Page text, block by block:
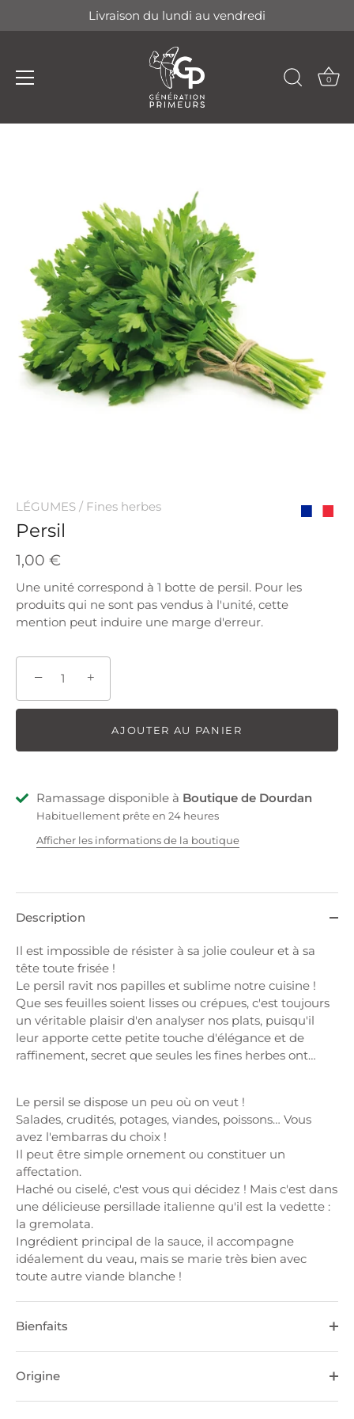
Livraison du lundi au vendredi
0
LÉGUMES / Fines herbes
Persil
1,00 €
Une unité correspond à 1 botte de persil. Pour les
produits qui ne sont pas vendus à l'unité, cette
mention peut induire une marge d'erreur.
− +
AJOUTER AU PANIER
Ramassage disponible à Boutique de Dourdan
Habituellement prête en 24 heures
Afficher les informations de la boutique
Description
Il est impossible de résister à sa jolie couleur et à sa
tête toute frisée !
Le persil ravit nos papilles et sublime notre cuisine !
Que ses feuilles soient lisses ou crépues, c'est toujours
un véritable plaisir d'en analyser nos plats, puisqu'il
leur apporte cette petite touche d'élégance et de
raffinement, secret que seules les fines herbes ont…
Le persil se dispose un peu où on veut !
Salades, crudités, potages, viandes, poissons… Vous
avez l'embarras du choix !
Il peut être simple ornement ou constituer un
affectation.
Haché ou ciselé, c'est vous qui décidez ! Mais c'est dans
une délicieuse persillade italienne qu'il est la vedette :
la gremolata.
Ingrédient principal de la sauce, il accompagne
idéalement du veau, mais se marie très bien avec
toute autre viande blanche !
Bienfaits
Origine